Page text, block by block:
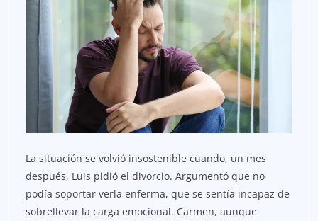
La situación se volvió insostenible cuando, un mes
después, Luis pidió el divorcio. Argumentó que no
podía soportar verla enferma, que se sentía incapaz de
sobrellevar la carga emocional. Carmen, aunque